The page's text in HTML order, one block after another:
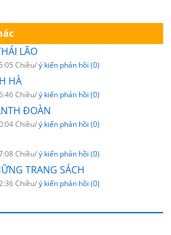
LÃO
Chiều/ý kiến phản hồi (0)
HÀ
Chiều/ý kiến phản hồi (0)
ĐOÀN
Chiều/ý kiến phản hồi (0)
Chiều/ý kiến phản hồi (0)
TRANG SÁCH
Chiều/ý kiến phản hồi (0)